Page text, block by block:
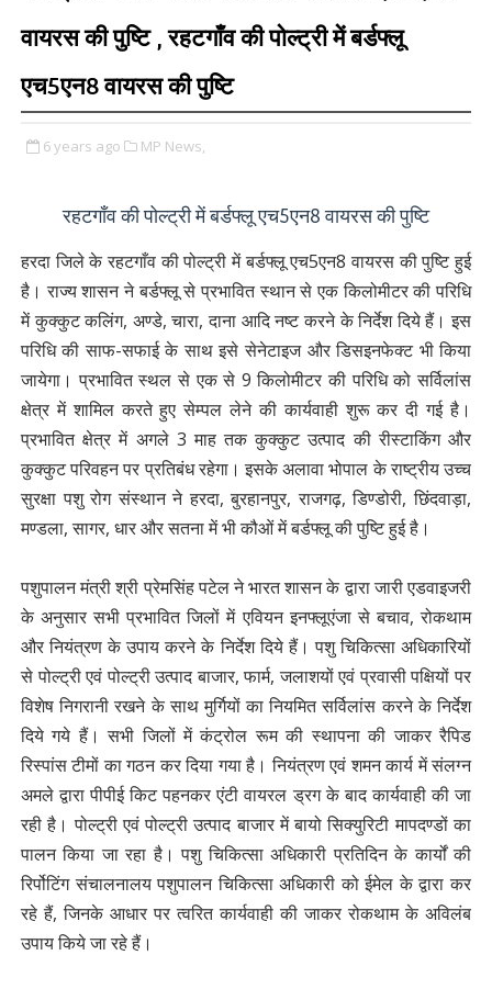
वायरस की पुष्टि , रहटगाँव की पोल्ट्री में बर्डफ्लू
एच5एन8 वायरस की पुष्टि
6 years ago MP News,
रहटगाँव की पोल्ट्री में बर्डफ्लू एच5एन8 वायरस की पुष्टि
हरदा जिले के रहटगाँव की पोल्ट्री में बर्डफ्लू एच5एन8 वायरस की पुष्टि हुई
है। राज्‍य शासन ने बर्डफ्लू से प्रभावित स्थान से एक किलोमीटर की परिधि
में कुक्कुट कलिंग, अण्डे, चारा, दाना आदि नष्ट करने के निर्देश दिये हैं। इस
परिधि की साफ-सफाई के साथ इसे सेनेटाइज और डिसइनफेक्ट भी किया
जायेगा। प्रभावित स्थल से एक से 9 किलोमीटर की परिधि को सर्विलांस
क्षेत्र में शामिल करते हुए सेम्पल लेने की कार्यवाही शुरू कर दी गई है।
प्रभावित क्षेत्र में अगले 3 माह तक कुक्कुट उत्पाद की रीस्टाकिंग और
कुक्कुट परिवहन पर प्रतिबंध रहेगा। इसके अलावा भोपाल के राष्ट्रीय उच्च
सुरक्षा पशु रोग संस्थान ने हरदा, बुरहानपुर, राजगढ़, डिण्डोरी, छिंदवाड़ा,
मण्डला, सागर, धार और सतना में भी कौओं में बर्डफ्लू की पुष्टि हुई है।
पशुपालन मंत्री श्री प्रेमसिंह पटेल ने भारत शासन के द्वारा जारी एडवाइजरी
के अनुसार सभी प्रभावित जिलों में एवियन इनफ्लूएंजा से बचाव, रोकथाम
और नियंत्रण के उपाय करने के निर्देश दिये हैं। पशु चिकित्सा अधिकारियों
से पोल्ट्री एवं पोल्ट्री उत्पाद बाजार, फार्म, जलाशयों एवं प्रवासी पक्षियों पर
विशेष निगरानी रखने के साथ मुर्गियों का नियमित सर्विलांस करने के निर्देश
दिये गये हैं। सभी जिलों में कंट्रोल रूम की स्थापना की जाकर रैपिड
रिस्पांस टीमों का गठन कर दिया गया है। नियंत्रण एवं शमन कार्य में संलग्न
अमले द्वारा पीपीई किट पहनकर एंटी वायरल ड्रग के बाद कार्यवाही की जा
रही है। पोल्ट्री एवं पोल्ट्री उत्पाद बाजार में बायो सिक्युरिटी मापदण्डों का
पालन किया जा रहा है। पशु चिकित्सा अधिकारी प्रतिदिन के कार्यों की
रिर्पोटिंग संचालनालय पशुपालन चिकित्सा अधिकारी को ईमेल के द्वारा कर
रहे हैं, जिनके आधार पर त्वरित कार्यवाही की जाकर रोकथाम के अविलंब
उपाय किये जा रहे हैं।